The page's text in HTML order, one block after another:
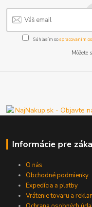
Súhlasím sospracovaním
Môžete
Informácie pre
O nás
Obchodné podmienky
Expedícia a platby
Vrátenie tovaru a